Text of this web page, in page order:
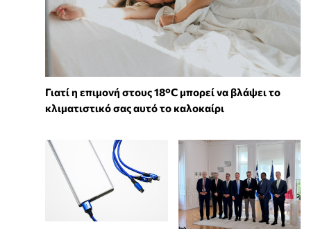
Γιατί η επιμονή στους 18°C μπορεί να βλάψει το
κλιματιστικό σας αυτό το καλοκαίρι